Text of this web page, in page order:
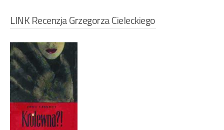
LINK Recenzja Grzegorza Cieleckiego